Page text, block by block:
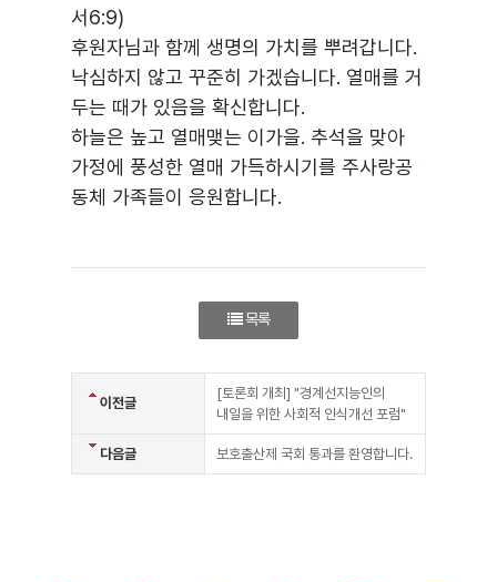
서6:9)
후원자님과 함께 생명의 가치를 뿌려갑니다.
낙심하지 않고 꾸준히 가겠습니다. 열매를 거
두는 때가 있음을 확신합니다.
하늘은 높고 열매맺는 이가을. 추석을 맞아
가정에 풍성한 열매 가득하시기를 주사랑공
동체 가족들이 응원합니다.
목록
이전글
[토론회 개최] "경계선지능인의
내일을 위한 사회적 인식개선 포럼"
다음글 보호출산제 국회 통과를 환영합니다.